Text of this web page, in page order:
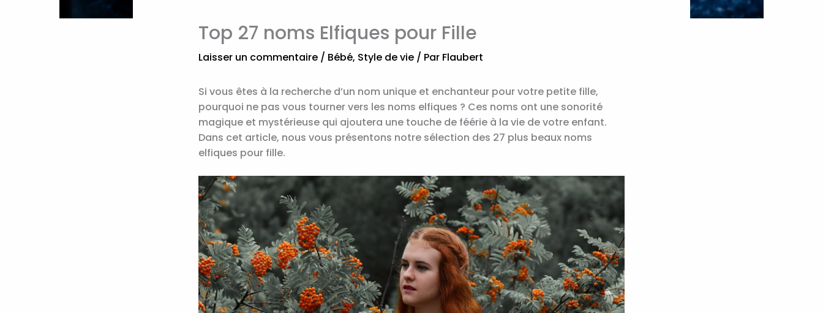
Top 27 noms Elfiques pour Fille
Laisser un commentaire / Bébé, Style de vie/ Par Flaubert
Si vous êtes à la recherche d’un nom unique et enchanteur pour votre petite fille,
pourquoi ne pas vous tourner vers les noms elfiques ? Ces noms ont une sonorité
magique et mystérieuse qui ajoutera une touche de féérie à la vie de votre enfant.
Dans cet article, nous vous présentons notre sélection des 27 plus beaux noms
elfiques pour fille.